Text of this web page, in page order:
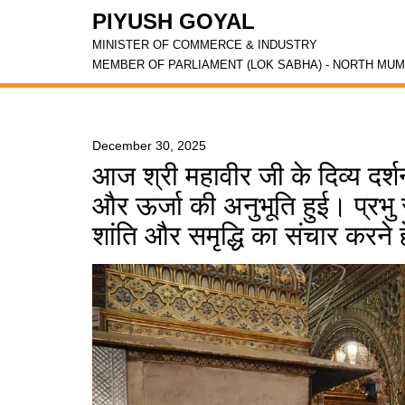
PIYUSH GOYAL
MINISTER OF COMMERCE & INDUSTRY
MEMBER OF PARLIAMENT (LOK SABHA) - NORTH
December 30, 2025
आज श्री महावीर जी के दिव्य
और ऊर्जा की अनुभूति हुई।
शांति और समृद्धि का संचार करने